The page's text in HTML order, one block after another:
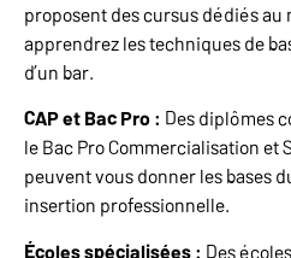
proposent des cursus dédiés au
apprendrez les techniques de
d’un bar.
CAP et Bac Pro : Des diplômes
le Bac Pro Commercialisation et
peuvent vous donner les bases
insertion professionnelle.
Écoles spécialisées : Des